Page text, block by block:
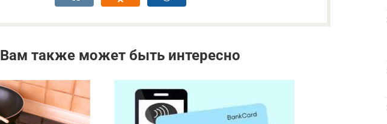
Вам также может быть интересно